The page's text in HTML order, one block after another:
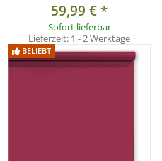
59,99 €*
Sofort lieferbar
Lieferzeit: 1 - 2 Werktage
BELIEBT